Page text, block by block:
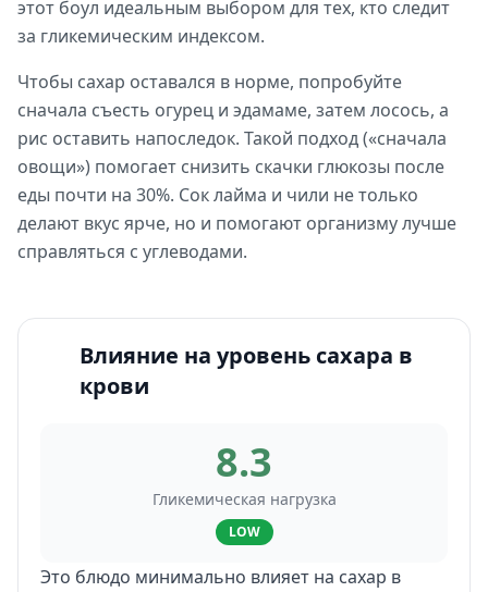
этот боул идеальным выбором для тех, кто следит
за гликемическим индексом.
Чтобы сахар оставался в норме, попробуйте
сначала съесть огурец и эдамаме, затем лосось, а
рис оставить напоследок. Такой подход («сначала
овощи») помогает снизить скачки глюкозы после
еды почти на 30%. Сок лайма и чили не только
делают вкус ярче, но и помогают организму лучше
справляться с углеводами.
Влияние на уровень сахара в
крови
8.3
Гликемическая нагрузка
LOW
Это блюдо минимально влияет на сахар в